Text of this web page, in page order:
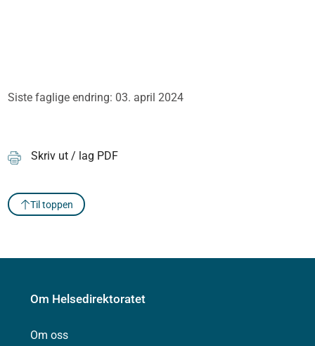
Siste faglige endring: 03. april 2024
Skriv ut / lag PDF
Til toppen
Om Helsedirektoratet
Om oss